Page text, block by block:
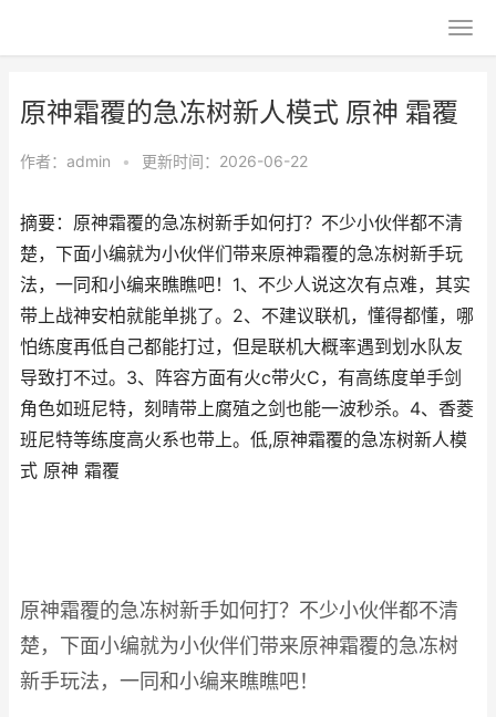
原神霜覆的急冻树新人模式 原神 霜覆
作者： admin • 更新时间：2026-06-22
摘要：原神霜覆的急冻树新手如何打？不少小伙伴都不清
楚，下面小编就为小伙伴们带来原神霜覆的急冻树新手玩
法，一同和小编来瞧瞧吧！1、不少人说这次有点难，其实
带上战神安柏就能单挑了。2、不建议联机，懂得都懂，哪
怕练度再低自己都能打过，但是联机大概率遇到划水队友
导致打不过。3、阵容方面有火c带火C，有高练度单手剑
角色如班尼特，刻晴带上腐殖之剑也能一波秒杀。4、香菱
班尼特等练度高火系也带上。低,原神霜覆的急冻树新人模
式 原神 霜覆
原神霜覆的急冻树新手如何打？不少小伙伴都不清
楚，下面小编就为小伙伴们带来原神霜覆的急冻树
新手玩法，一同和小编来瞧瞧吧！